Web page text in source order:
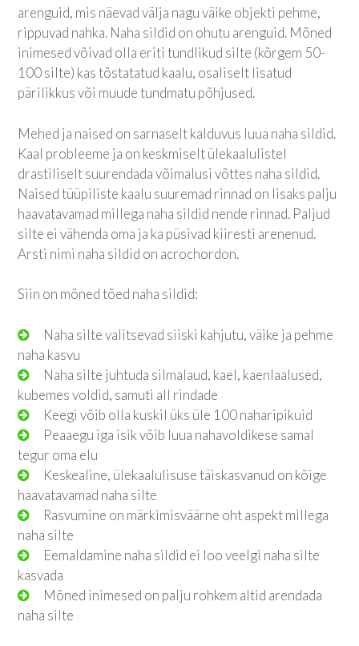
arenguid, mis näevad välja nagu väike objekti pehme,
rippuvad nahka. Naha sildid on ohutu arenguid. Mõned
inimesed võivad olla eriti tundlikud silte (kõrgem 50-
100 silte) kas tõstatatud kaalu, osaliselt lisatud
pärilikkus või muude tundmatu põhjused.
Mehed ja naised on sarnaselt kalduvus luua naha sildid.
Kaal probleeme ja on keskmiselt ülekaalulistel
drastiliselt suurendada võimalusi võttes naha sildid.
Naised tüüpiliste kaalu suuremad rinnad on lisaks palju
haavatavamad millega naha sildid nende rinnad. Paljud
silte ei vähenda oma ja ka püsivad kiiresti arenenud.
Arsti nimi naha sildid on acrochordon.
Siin on mõned tõed naha sildid:
Naha silte valitsevad siiski kahjutu, väike ja pehme
naha kasvu
Naha silte juhtuda silmalaud, kael, kaenlaalused,
kubemes voldid, samuti all rindade
Keegi võib olla kuskil üks üle 100 naharipikuid
Peaaegu iga isik võib luua nahavoldikese samal
tegur oma elu
Keskealine, ülekaalulisuse täiskasvanud on kõige
haavatavamad naha silte
Rasvumine on märkimisväärne oht aspekt millega
naha silte
Eemaldamine naha sildid ei loo veelgi naha silte
kasvada
Mõned inimesed on palju rohkem altid arendada
naha silte